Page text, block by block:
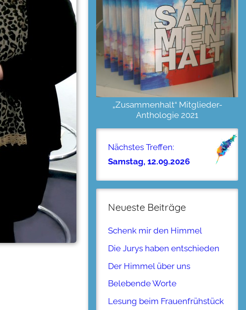
„Zusammenhalt“ Mitglieder-
Anthologie 2021
Nächstes Treffen:
Samstag, 12.09.2026
Neueste Beiträge
Schenk mir den Himmel
Die Jurys haben entschieden
Der Himmel über uns
Belebende Worte
Lesung beim Frauenfrühstück